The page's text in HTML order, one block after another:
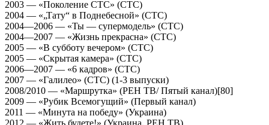
2003 — «Поколение СТС» (СТС)
2004 — «„Тату“ в Поднебесной» (СТС)
2004—2006 — «Ты — супермодель» (СТС)
2004—2007 — «Жизнь прекрасна» (СТС)
2005 — «В субботу вечером» (СТС)
2005 — «Скрытая камера» (СТС)
2006—2007 — «6 кадров» (СТС)
2007 — «Галилео» (СТС) (1-3 выпуски)
2008/2010 — «Маршрутка» (РЕН ТВ/ Пятый канал)[80]
2009 — «Рубик Всемогущий» (Первый канал)
2011 — «Минута на победу» (Украина)